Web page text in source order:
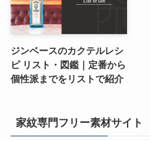
ジンベースのカクテルレシ
ピ リスト・図鑑｜定番から
個性派までをリストで紹介
家紋専門フリー素材サイト